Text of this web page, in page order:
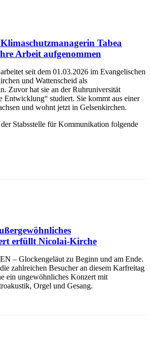
Tabea
Arbeit aufgenommen
seit dem 01.03.2026 im Evangelischen
und Wattenscheid als
Zuvor hat sie an der Ruhruniversität
Entwicklung“ studiert. Sie kommt aus einer
und wohnt jetzt in Gelsenkirchen.
Stabsstelle für Kommunikation folgende
erfüllt Nicolai-Kirche
– Glockengeläut zu Beginn und am Ende.
zahlreichen Besucher an diesem Karfreitag
ein ungewöhnliches Konzert mit
Orgel und Gesang.